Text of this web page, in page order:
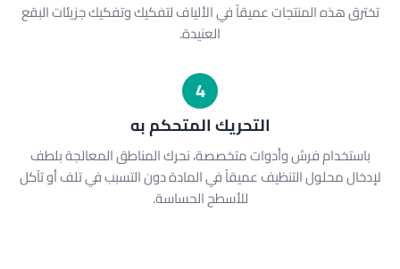
تخترق هذه المنتجات عميقاً في الألياف لتفكيك وتفكيك جزيئات البقع
العنيدة.
4
التحريك المتحكم به
باستخدام فرش وأدوات متخصصة، نحرك المناطق المعالجة بلطف
لإدخال محلول التنظيف عميقاً في المادة دون التسبب في تلف أو تآكل
للأسطح الحساسة.